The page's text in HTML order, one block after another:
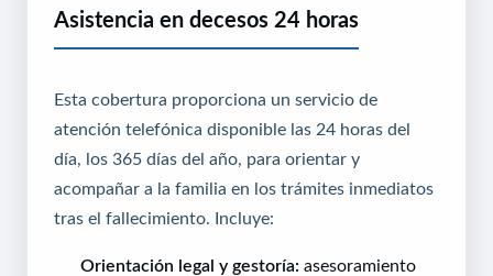
Asistencia en decesos 24 horas
Esta cobertura proporciona un servicio de
atención telefónica disponible las 24 horas del
día, los 365 días del año, para orientar y
acompañar a la familia en los trámites inmediatos
tras el fallecimiento. Incluye:
Orientación legal y gestoría: asesoramiento